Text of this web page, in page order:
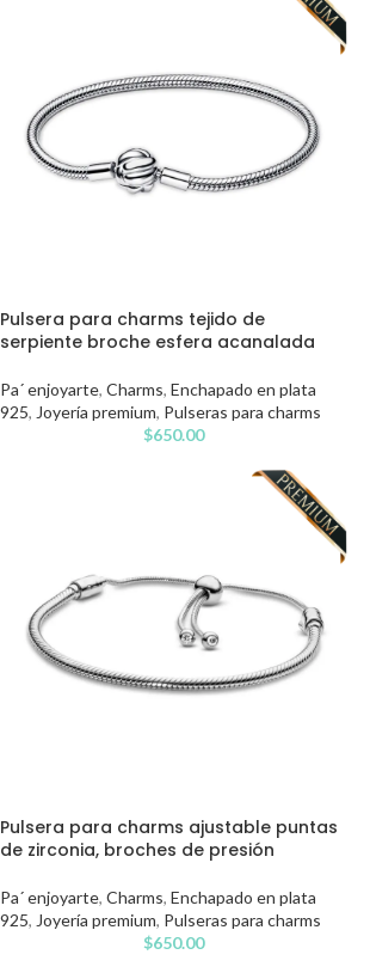
Pulsera para charms tejido de
serpiente broche esfera acanalada
Pa´ enjoyarte, Charms, Enchapado en plata
925, Joyería premium, Pulseras para charms
$650.00
Pulsera para charms ajustable puntas
de zirconia, broches de presión
Pa´ enjoyarte, Charms, Enchapado en plata
925, Joyería premium, Pulseras para charms
$650.00